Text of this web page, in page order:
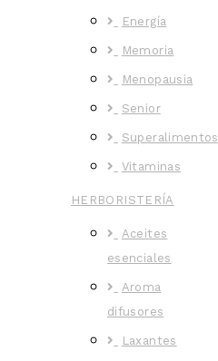
Energía
Memoria
Menopausia
Senior
Superalimentos
Vitaminas
HERBORISTERÍA
Aceites
esenciales
Aroma
difusores
Laxantes